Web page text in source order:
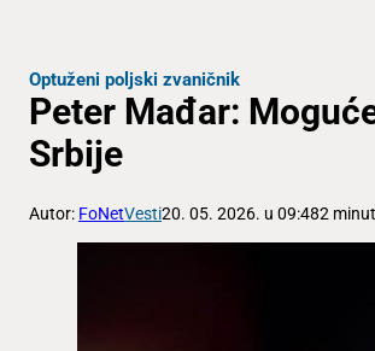
Optuženi poljski zvaničnik
Peter Mađar:
Srbije
Autor: FoNetVesti20. 05. 2026. u 09:482